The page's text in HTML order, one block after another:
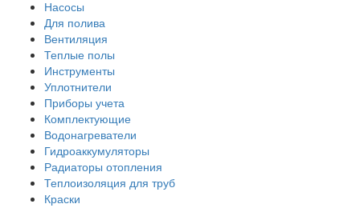
Насосы
Для полива
Вентиляция
Теплые полы
Инструменты
Уплотнители
Приборы учета
Комплектующие
Водонагреватели
Гидроаккумуляторы
Радиаторы отопления
Теплоизоляция для труб
Краски